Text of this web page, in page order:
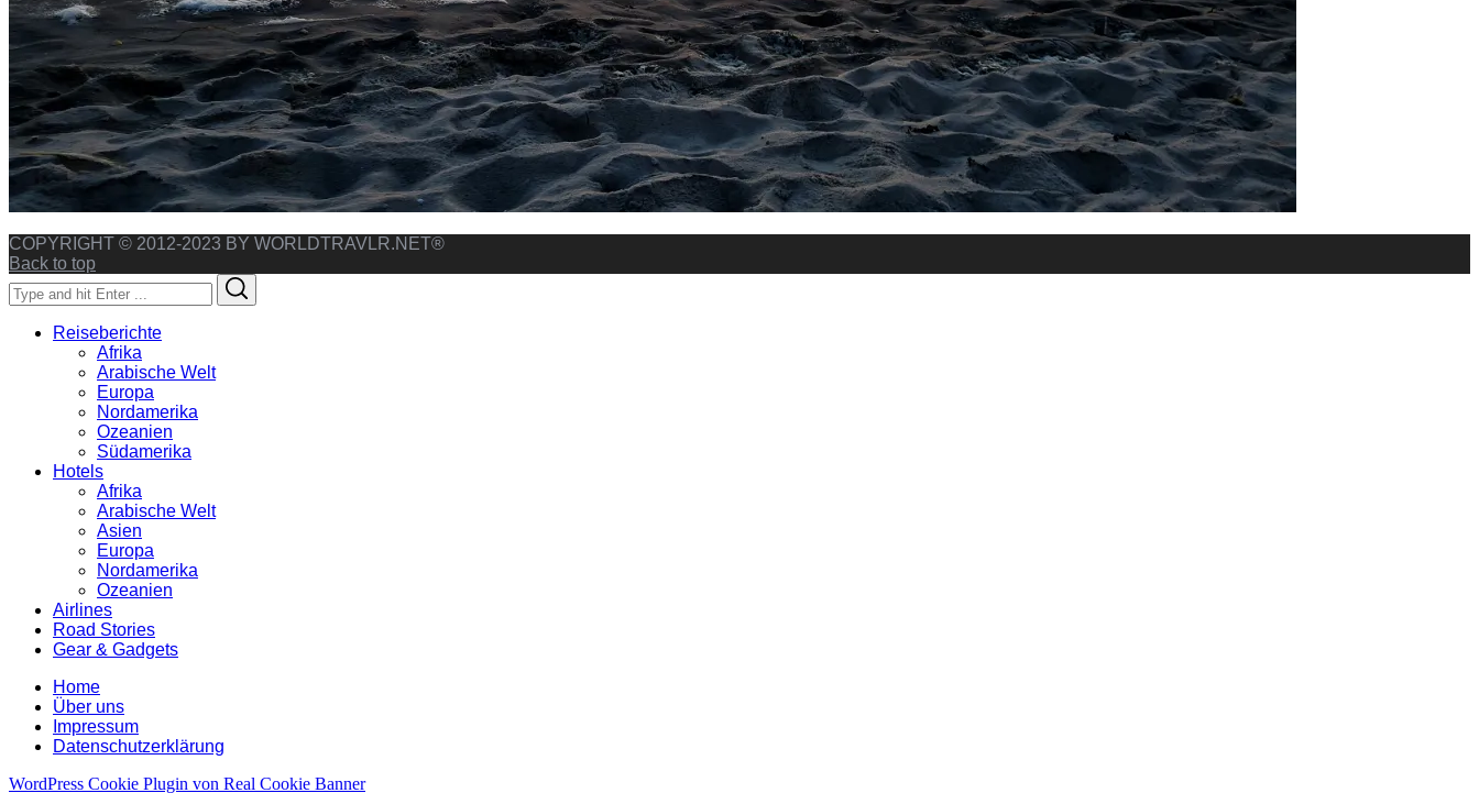
COPYRIGHT © 2012-2023 BY WORLDTRAVLR.NET®
Back to top
Search
for:
Reiseberichte
Afrika
Arabische Welt
Europa
Nordamerika
Ozeanien
Südamerika
Hotels
Afrika
Arabische Welt
Asien
Europa
Nordamerika
Ozeanien
Airlines
Road Stories
Gear & Gadgets
Home
Über uns
Impressum
Datenschutzerklärung
WordPress Cookie Plugin von Real Cookie Banner